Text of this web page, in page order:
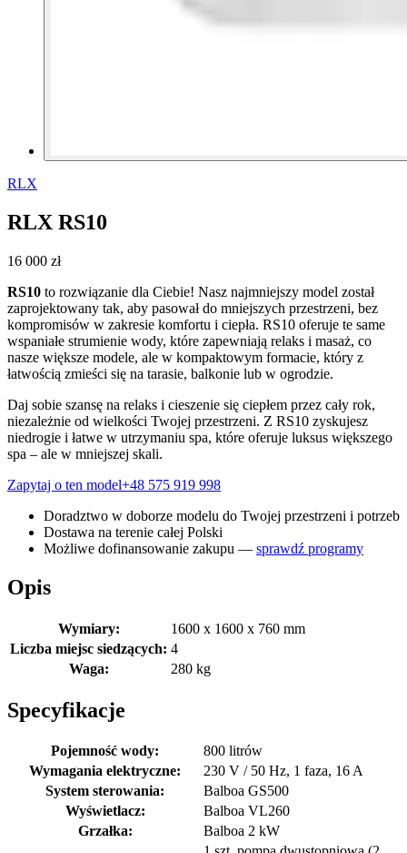
RLX
RLX RS10
16 000 zł
RS10 to rozwiązanie dla Ciebie! Nasz najmniejszy model został
zaprojektowany tak, aby pasował do mniejszych przestrzeni, bez
kompromisów w zakresie komfortu i ciepła. RS10 oferuje te same
wspaniałe strumienie wody, które zapewniają relaks i masaż, co
nasze większe modele, ale w kompaktowym formacie, który z
łatwością zmieści się na tarasie, balkonie lub w ogrodzie.
Daj sobie szansę na relaks i cieszenie się ciepłem przez cały rok,
niezależnie od wielkości Twojej przestrzeni. Z RS10 zyskujesz
niedrogie i łatwe w utrzymaniu spa, które oferuje luksus większego
spa – ale w mniejszej skali.
Zapytaj o ten model+48 575 919 998
Doradztwo w doborze modelu do Twojej przestrzeni i potrzeb
Dostawa na terenie całej Polski
Możliwe dofinansowanie zakupu — sprawdź programy
Opis
Wymiary:
1600 x 1600 x 760 mm
Liczba miejsc siedzących: 4
Waga:
280 kg
Specyfikacje
Pojemność wody:
800 litrów
Wymagania elektryczne:
230 V / 50 Hz, 1 faza, 16 A
System sterowania:
Balboa GS500
Wyświetlacz:
Balboa VL260
Grzałka:
Balboa 2 kW